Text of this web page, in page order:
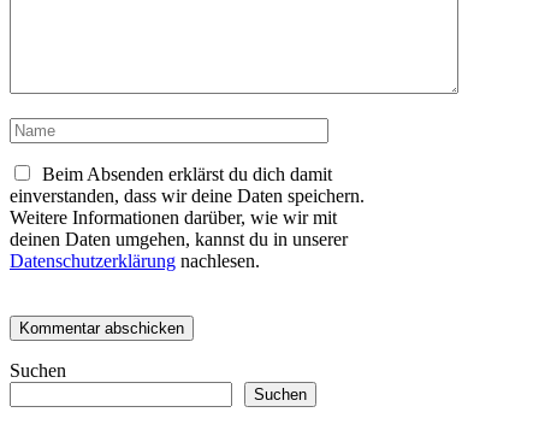
Name
Beim Absenden erklärst du dich damit
einverstanden, dass wir deine Daten speichern.
Weitere Informationen darüber, wie wir mit
deinen Daten umgehen, kannst du in unserer
Datenschutzerklärung nachlesen.
Suchen
Suchen